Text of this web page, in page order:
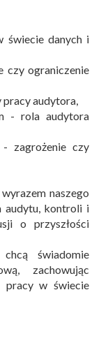
świecie danych i
czy ograniczenie
audytora,
- rola audytora
zagrożenie czy
naszego
audytu, kontroli i
o przyszłości
świadomie
zachowując
pracy w świecie